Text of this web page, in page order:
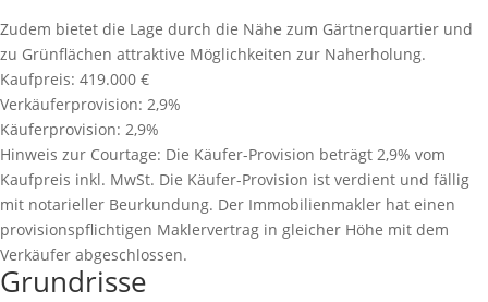
Zudem bietet die Lage durch die Nähe zum Gärtnerquartier und
zu Grünflächen attraktive Möglichkeiten zur Naherholung.
Kaufpreis: 419.000 €
Verkäuferprovision: 2,9%
Käuferprovision: 2,9%
Hinweis zur Courtage: Die Käufer-Provision beträgt 2,9% vom
Kaufpreis inkl. MwSt. Die Käufer-Provision ist verdient und fällig
mit notarieller Beurkundung. Der Immobilienmakler hat einen
provisionspﬂichtigen Maklervertrag in gleicher Höhe mit dem
Verkäufer abgeschlossen.
Grundrisse